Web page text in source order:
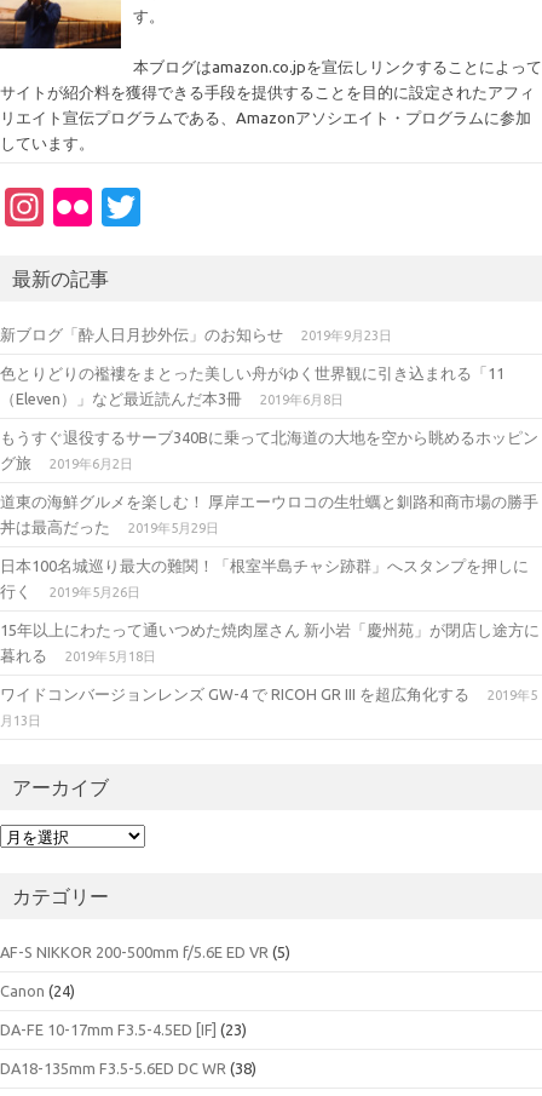
す。
本ブログはamazon.co.jpを宣伝しリンクすることによって
サイトが紹介料を獲得できる手段を提供することを目的に設定されたアフィ
リエイト宣伝プログラムである、Amazonアソシエイト・プログラムに参加
しています。
In
a
gr
a
m
Fl
kr
te
r
最新の記事
新ブログ「酔人日月抄外伝」のお知らせ 2019年9月23日
色とりどりの襤褸をまとった美しい舟がゆく世界観に引き込まれる「11
（Eleven）」など最近読んだ本3冊
2019年6月8日
もうすぐ退役するサーブ340Bに乗って北海道の大地を空から眺めるホッピン
グ旅
2019年6月2日
道東の海鮮グルメを楽しむ！ 厚岸エーウロコの生牡蠣と釧路和商市場の勝手
丼は最高だった
2019年5月29日
日本100名城巡り最大の難関！「根室半島チャシ跡群」へスタンプを押しに
行く
2019年5月26日
15年以上にわたって通いつめた焼肉屋さん 新小岩「慶州苑」が閉店し途方に
暮れる
2019年5月18日
ワイドコンバージョンレンズ GW-4 で RICOH GR III を超広角化する
2019年5
月13日
アーカイブ
ア
イカテゴリー
AF-S NIKKOR 200-500mm f/5.6E ED VR (5)
Canon (24)
DA-FE 10-17mm F3.5-4.5ED [IF] (23)
DA18-135mm F3.5-5.6ED DC WR (38)